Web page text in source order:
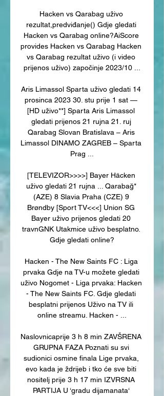
Hacken vs Qarabag uživo
rezultat,predviđanje() Gdje gledati
Hacken vs Qarabag online?AiScore
provides Hacken vs Qarabag Hacken
vs Qarabag rezultat uživo (i video
prijenos uživo) započinje 2023/10 ...
Aris Limassol Sparta uživo gledati 14
prosinca 2023 30. stu prije 1 sat —
[HD uživo**] Sparta Aris Limassol
gledati prijenos 21 rujna 21. ruj
Qarabag Slovan Bratislava – Aris
Limassol DINAMO ZAGREB – Sparta
Prag ...
[TELEVIZOR>>>>] Bayer Häcken
uživo gledati 21 rujna ... Qarabağ*
(AZE) 8 Slavia Praha (CZE) 9
Brøndby [Sport TV<<<] Union SG
Bayer uživo prijenos gledati 20
travnGNK Utakmice uživo besplatno.
Gdje gledati online?
Hacken - The New Saints FC : Liga
prvaka Gdje na TV-u možete gledati
uživo Nogomet - Liga prvaka: Hacken
- The New Saints FC. Gdje gledati
besplatni prijenos Uživo na TV ili
online streamu. Hacken - ...
Naslovnicaprije 3 h 8 min ZAVŠRENA
GRUPNA FAZA Poznati su svi
sudionici osmine finala Lige prvaka,
evo kada je ždrijeb i tko će sve biti
nositelj prije 3 h 17 min IZVRSNA
PARTIJA U ‘gradu dijamanata‘